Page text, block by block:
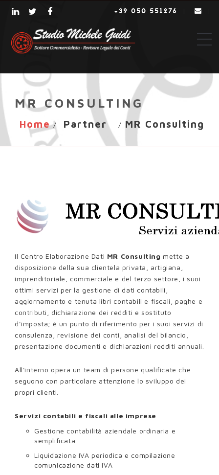
+39 050 551276 | |
MR CONSULTING
Home / Partner / MR Consulting
Il Centro Elaborazione Dati MR Consulting mette a
disposizione della sua clientela privata, artigiana,
imprenditoriale, commerciale e del terzo settore, i suoi
ottimi servizi per la gestione di dati contabili,
aggiornamento e tenuta libri contabili e fiscali, paghe e
contributi, dichiarazione dei redditi e sostituto
d’imposta; è un punto di riferimento per i suoi servizi di
consulenza, revisione dei conti, analisi del bilancio,
presentazione documenti e dichiarazioni redditi annuali.
All'interno opera un team di persone qualificate che
seguono con particolare attenzione lo sviluppo dei
propri clienti.
Servizi contabili e fiscali alle imprese
Gestione contabilità aziendale ordinaria e
semplificata
Liquidazione IVA periodica e compilazione
comunicazione dati IVA